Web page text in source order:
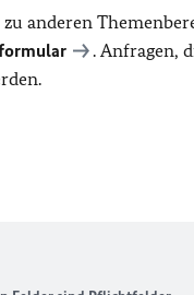
anderen
. Anfragen,